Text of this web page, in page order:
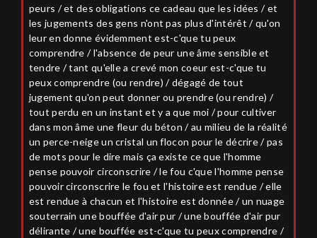
peurs / et des obligations ce cadeau que les idées / et
les jugements des gens n'ont pas plus d'intérêt / qu'on
leur en donne évidemment est-c'que tu peux
comprendre / l'absence de peur une âme sensible et
tendre / tant qu'elle a crevé mon coeur est-c'que tu
peux comprendre (ou rendre) / dégagé de tout
jugement qu'on peut donner ou prendre (ou rendre) /
tout perdu en un instant et y a que moi / pour cultiver
dans mon âme une fleur du béton / au milieu de la réalité
un perce-neige un cristal un flocon pour le décrire / pas
de mots pour le dire mais ça existe ce que l'homme
pense pouvoir circonscrire / le fou c'que l'homme pense
pouvoir circonscrire le fou et l'histoire est rendue / elle
est rendue à chacun et l'histoire est donnée / un nuage
souterrain une bouffée d'air pur / une bouffée d'air pur
délirante / une bouffée est-c'que tu peux comprendre /